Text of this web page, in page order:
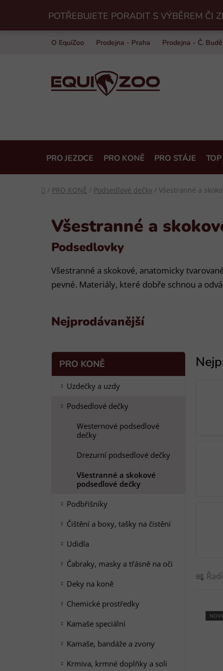
obsah
POTŘEBUJETE PORADIT S VÝBĚREM ČI
O EquiZoo Prodejna - Praha Prodejna - Č.
PRO JEZDCE PRO KONĚ PRO STÁJE
Domů
/ PRO KONĚ / Podsedlové dečky / Všestranné a
Všestranné a
Podsedlovky
Všestranné a skokové, anatomicky
pevné. Materiály, které dobře schnou a
Nejprodávanější
P
K
t
PRO KONĚ
Uzdečky a uzdy
Podsedlové dečky
Westernové podsedlové
dečky
Drezurní podsedlové dečky
Všestranné a skokové
podsedlové dečky
Podbřišníky
Čištění a boxy, tašky na čistění
Udidla
Čabraky, masky a třásně na oči
Deky na koně
Chemické prostředky
Kamaše speciální
Kamaše, bandáže a zvony
Krmiva, krmné doplňky a soli
a